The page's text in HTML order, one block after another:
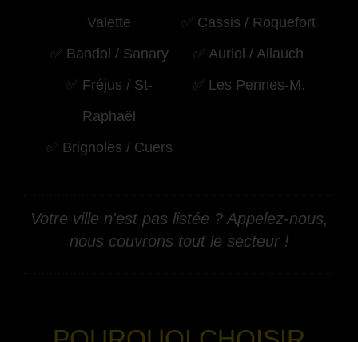
Valette
✅ Bandol / Sanary
✅ Fréjus / St-
Raphaël
✅ Brignoles / Cuers
✅ Cassis / Roquefort
✅ Auriol / Allauch
✅ Les Pennes-M.
Votre ville n'est pas listée ? Appelez-nous,
nous couvrons tout le secteur !